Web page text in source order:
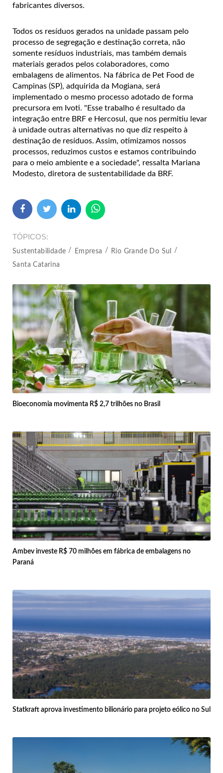
fabricantes diversos.
Todos os resíduos gerados na unidade passam pelo
processo de segregação e destinação correta, não
somente resíduos industriais, mas também demais
materiais gerados pelos colaboradores, como
embalagens de alimentos. Na fábrica de Pet Food de
Campinas (SP), adquirida da Mogiana, será
implementado o mesmo processo adotado de forma
precursora em Ivoti. "Esse trabalho é resultado da
integração entre BRF e Hercosul, que nos permitiu levar
à unidade outras alternativas no que diz respeito à
destinação de resíduos. Assim, otimizamos nossos
processos, reduzimos custos e estamos contribuindo
para o meio ambiente e a sociedade", ressalta Mariana
Modesto, diretora de sustentabilidade da BRF.
TÓPICOS
Sustentabilidade Empresa
Rio Grande Do Sul
Santa Catarina
Bioeconomia movimenta R$ 2,7 trilhões no Brasil
Ambev investe R$ 70 milhões em fábrica de embalagens no
Paraná
Statkraft aprova investimento bilionário para projeto eólico no Sul